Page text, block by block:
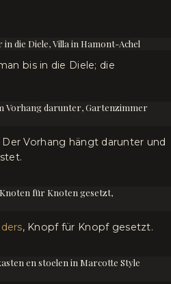
bis in die Diele; die
Vorhang hängt darunter und
, Knopf für Knopf gesetzt.